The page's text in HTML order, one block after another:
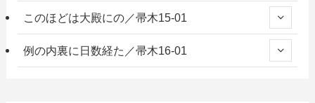
このほどは大殿にの／帚木15-01
例の内裏に日数経た／帚木16-01